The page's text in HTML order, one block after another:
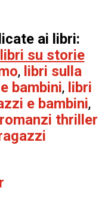
ai libri:
libri su storie
, libri sulla
bambini, libri
e bambini,
thriller